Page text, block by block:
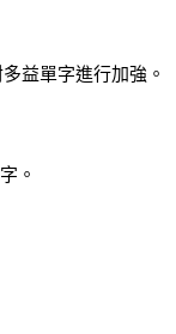
益單字進行加強。
。